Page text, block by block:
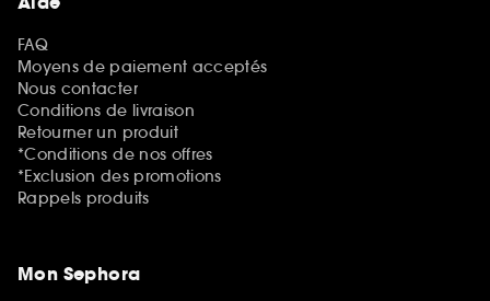
FAQ
Moyens de paiement acceptés
Nous contacter
Conditions de livraison
Retourner un produit
*Conditions de nos offres
*Exclusion des promotions
Rappels produits
Mon Sephora